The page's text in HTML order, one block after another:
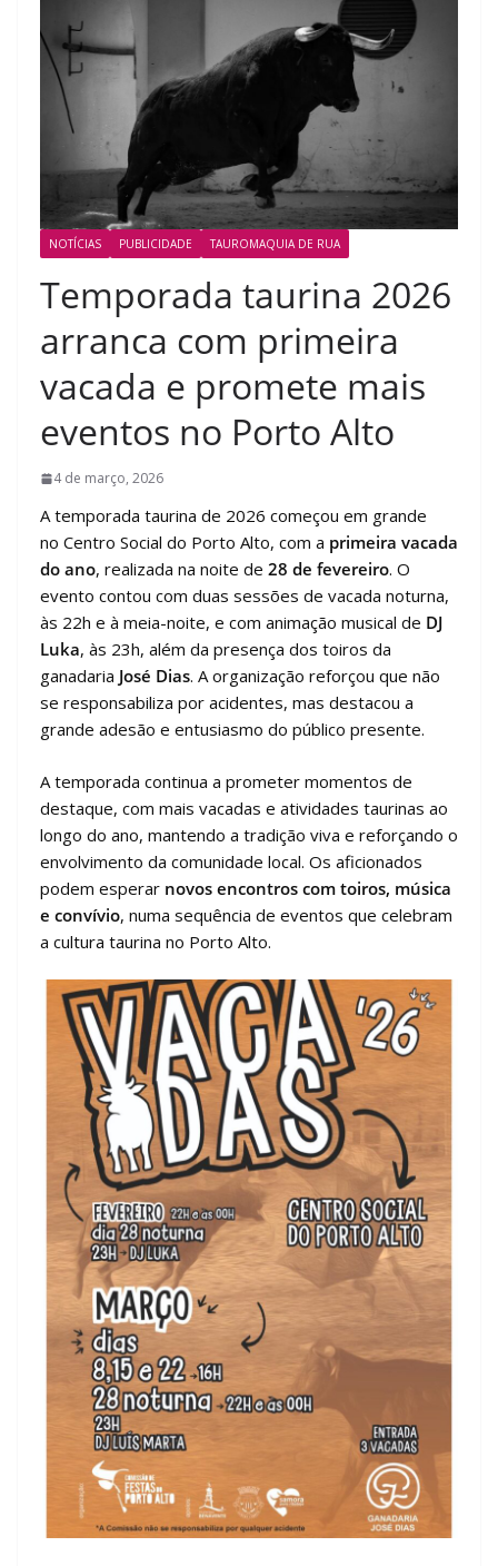
NOTÍCIAS PUBLICIDADE TAUROMAQUIA DE RUA
Temporada taurina 2026
arranca com primeira
vacada e promete mais
eventos no Porto Alto
4 de março, 2026
A temporada taurina de 2026 começou em grande
no Centro Social do Porto Alto, com a primeira vacada
do ano, realizada na noite de 28 de fevereiro. O
evento contou com duas sessões de vacada noturna,
às 22h e à meia-noite, e com animação musical de DJ
Luka, às 23h, além da presença dos toiros da
ganadaria José Dias. A organização reforçou que não
se responsabiliza por acidentes, mas destacou a
grande adesão e entusiasmo do público presente.
A temporada continua a prometer momentos de
destaque, com mais vacadas e atividades taurinas ao
longo do ano, mantendo a tradição viva e reforçando o
envolvimento da comunidade local. Os aficionados
podem esperar novos encontros com toiros, música
e convívio, numa sequência de eventos que celebram
a cultura taurina no Porto Alto.